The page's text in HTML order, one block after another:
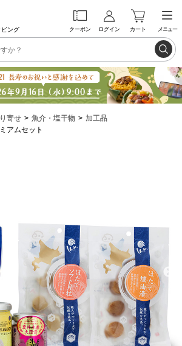
ピング クーポン ログイン カート メニュー
寄せ 魚介・塩干物
加工品
アムセット